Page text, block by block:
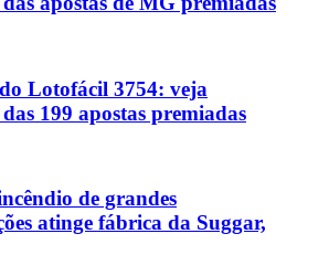
Lotofácil 3754: veja
199 apostas premiadas
de grandes
atinge fábrica da Suggar,